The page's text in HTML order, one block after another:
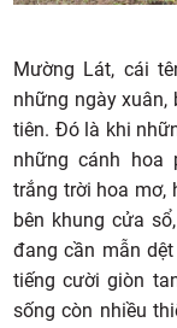
Mường Lát, cái
những ngày xuân,
tiên. Đó là khi
những cánh hoa
trắng trời hoa mơ,
bên khung cửa
đang cần mẫn
tiếng cười giòn
sống còn nhiều